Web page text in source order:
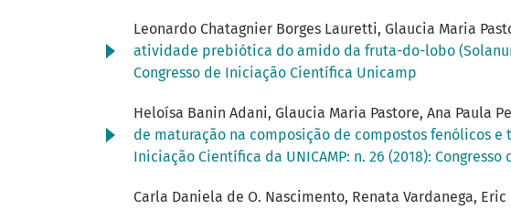
Leonardo Chatagnier Borges Lauretti, Glaucia Maria
atividade prebiótica do amido da fruta-do-lobo
Congresso de Iniciação Científica Unicamp
Heloísa Banin Adani, Glaucia Maria Pastore, Ana Paula
de maturação na composição de compostos fenólicos
Iniciação Científica da UNICAMP: n. 26 (2018):
Carla Daniela de O. Nascimento, Renata Vardanega,